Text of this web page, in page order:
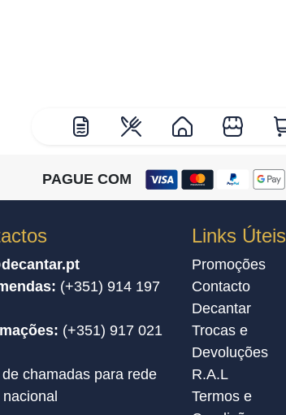
PAGUE COM
(+351) 914 197
(+351) 917 021
chamadas para rede
Links Úteis
Promoções
Contacto
Decantar
Trocas e
Devoluções
R.A.L
Termos e